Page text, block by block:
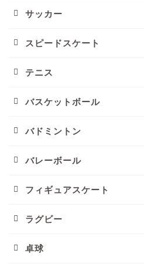
サッカー
スピードスケート
テニス
バスケットボール
バドミントン
バレーボール
フィギュアスケート
ラグビー
卓球